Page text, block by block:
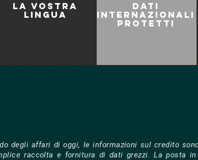
Dati
internazionali
protetti
La vostra
lingua
degli affari di oggi, le informazioni sul credito
raccolta e fornitura di dati grezzi. La posta